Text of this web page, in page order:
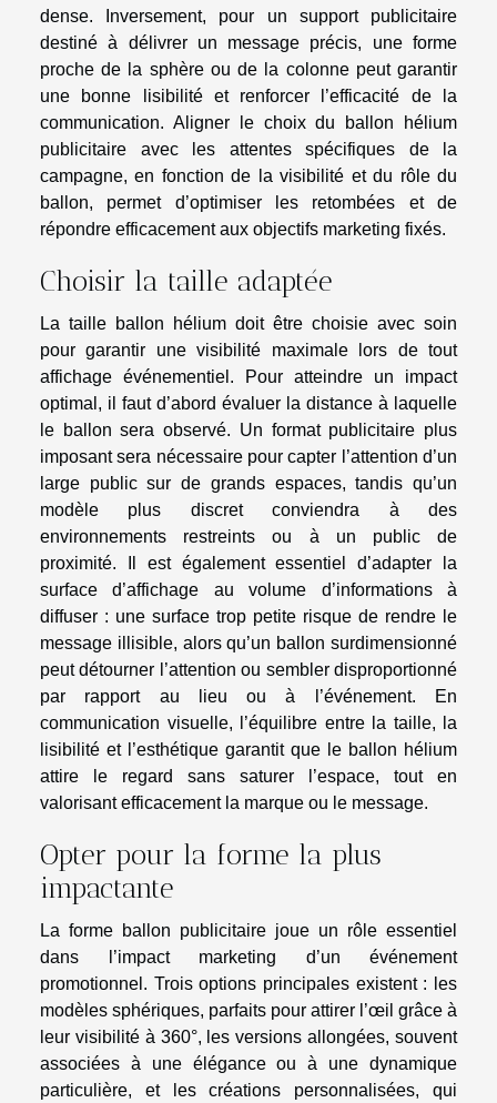
dense. Inversement, pour un support publicitaire
destiné à délivrer un message précis, une forme
proche de la sphère ou de la colonne peut garantir
une bonne lisibilité et renforcer l’efficacité de la
communication. Aligner le choix du ballon hélium
publicitaire avec les attentes spécifiques de la
campagne, en fonction de la visibilité et du rôle du
ballon, permet d’optimiser les retombées et de
répondre efficacement aux objectifs marketing fixés.
Choisir la taille adaptée
La taille ballon hélium doit être choisie avec soin
pour garantir une visibilité maximale lors de tout
affichage événementiel. Pour atteindre un impact
optimal, il faut d’abord évaluer la distance à laquelle
le ballon sera observé. Un format publicitaire plus
imposant sera nécessaire pour capter l’attention d’un
large public sur de grands espaces, tandis qu’un
modèle plus discret conviendra à des
environnements restreints ou à un public de
proximité. Il est également essentiel d’adapter la
surface d’affichage au volume d’informations à
diffuser : une surface trop petite risque de rendre le
message illisible, alors qu’un ballon surdimensionné
peut détourner l’attention ou sembler disproportionné
par rapport au lieu ou à l’événement. En
communication visuelle, l’équilibre entre la taille, la
lisibilité et l’esthétique garantit que le ballon hélium
attire le regard sans saturer l’espace, tout en
valorisant efficacement la marque ou le message.
Opter pour la forme la plus
impactante
La forme ballon publicitaire joue un rôle essentiel
dans l’impact marketing d’un événement
promotionnel. Trois options principales existent : les
modèles sphériques, parfaits pour attirer l’œil grâce à
leur visibilité à 360°, les versions allongées, souvent
associées à une élégance ou à une dynamique
particulière, et les créations personnalisées, qui